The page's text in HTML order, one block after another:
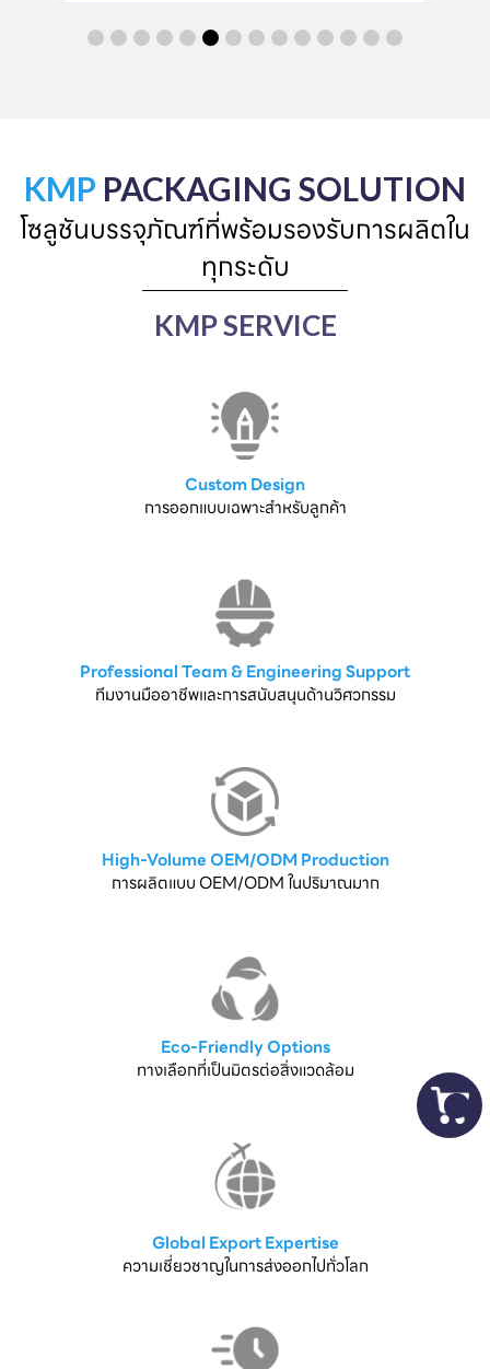
KMP PACKAGING SOLUTION
โซลูชันบรรจุภัณฑ์ที่พร้อมรองรับการผลิตใน
ทุกระดับ
KMP SERVICE
Custom Design
การออกแบบเฉพาะสำหรับลูกค้า
Professional Team & Engineering Support
ทีมงานมืออาชีพและการสนับสนุนด้านวิศวกรรม
High-Volume OEM/ODM Production
การผลิตแบบ OEM/ODM ในปริมาณมาก
Eco-Friendly Options
ทางเลือกที่เป็นมิตรต่อสิ่งแวดล้อม
Global Export Expertise
ความเชี่ยวชาญในการส่งออกไปทั่วโลก